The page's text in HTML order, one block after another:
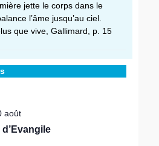
jette le corps dans le
l’âme jusqu’au ciel.
que vive, Gallimard, p. 15
août